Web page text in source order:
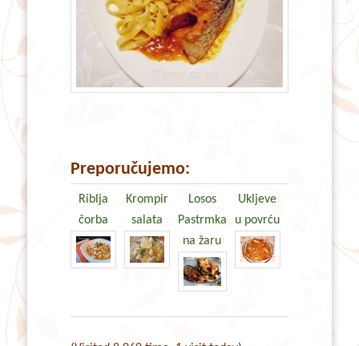
Preporučujemo:
Riblja
čorba
Krompir
salata
Losos
Pastrmka
na žaru
Ukljeve
u povrću